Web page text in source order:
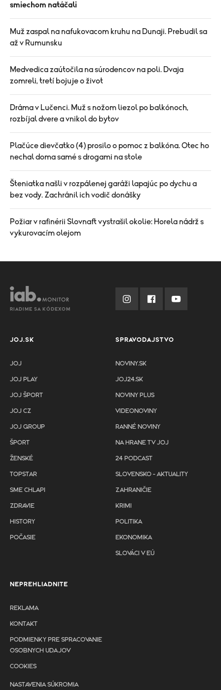
smiechom natáčali
Muž zaspal na nafukovacom kruhu na Dunaji. Prebudil sa
až v Rumunsku
Medvedica zaútočila na súrodencov na poli. Dvaja
zomreli, tretí bojuje o život
Dráma v Lučenci. Muž s nožom liezol po balkónoch,
rozbíjal dvere a vnikol do bytov
Plačúce dievčatko (4) prosilo o pomoc z balkóna. Otec ho
nechal doma samé s drogami na stole
Šteniatka našli v rozpálenej garáži lapajúc po dychu a
bez vody. Zachránil ich vodič donášky
Požiar v rafinérii Slovnaft vystrašil okolie: Horela nádrž s
vykurovacím olejom
RIADIME SA KÓDEXOM
JOJ.SK
JOJ
JOJ PLAY
JOJ ŠPORT
JOJ CZ
JOJ GROUP
ŠPORT
ŽENSKÉ
TOPSTAR
SME CHLAPI
ZDRAVIE
HISTORY
POČASIE
SPRAVODAJSTVO
NOVINY.SK
JOJ24.SK
NOVINY PLUS
VIDEONOVINY
RANNÉ NOVINY
NA HRANE TV JOJ
24 PODCAST
SLOVENSKO - AKTUALITY
ZAHRANIČIE
KRIMI
POLITIKA
EKONOMIKA
SLOVÁCI V EÚ
NEPREHLIADNITE
REKLAMA
KONTAKT
PODMIENKY PRE SPRACOVANIE
OSOBNYCH UDAJOV
COOKIES
NASTAVENIA SÚKROMIA